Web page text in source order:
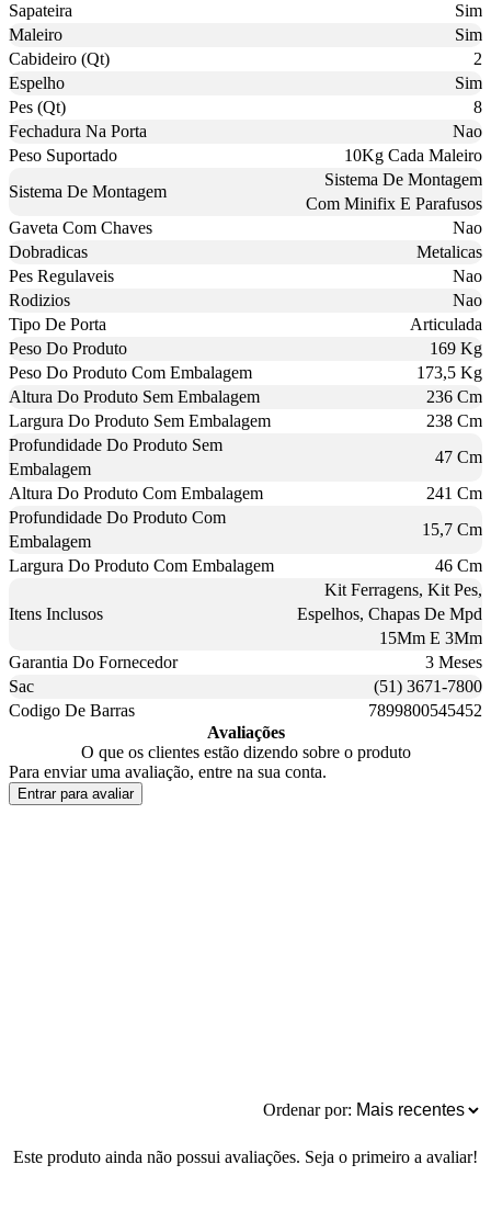
Sapateira
Sim
Maleiro
Sim
Cabideiro (Qt)
2
Espelho
Sim
Pes (Qt)
8
Fechadura Na Porta
Nao
Peso Suportado
10Kg Cada Maleiro
Sistema De Montagem
Sistema De Montagem
Com Minifix E Parafusos
Gaveta Com Chaves
Nao
Dobradicas
Metalicas
Pes Regulaveis
Nao
Rodizios
Nao
Tipo De Porta
Articulada
Peso Do Produto
169 Kg
Peso Do Produto Com Embalagem
173,5 Kg
Altura Do Produto Sem Embalagem
236 Cm
Largura Do Produto Sem Embalagem
238 Cm
Profundidade Do Produto Sem
Embalagem
47 Cm
Altura Do Produto Com Embalagem
241 Cm
Profundidade Do Produto Com
Embalagem
15,7 Cm
Largura Do Produto Com Embalagem
46 Cm
Itens Inclusos
Kit Ferragens, Kit Pes,
Espelhos, Chapas De Mpd
15Mm E 3Mm
Garantia Do Fornecedor
3 Meses
Sac
(51) 3671-7800
Codigo De Barras
7899800545452
Avaliações
O que os clientes estão dizendo sobre o produto
Para enviar uma avaliação, entre na sua conta.
Entrar para avaliar
Ordenar por:
Este produto ainda não possui avaliações. Seja o primeiro a avaliar!